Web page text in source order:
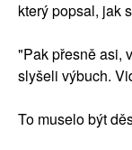
který popsal, jak
"Pak přesně asi,
slyšeli výbuch.
To muselo být